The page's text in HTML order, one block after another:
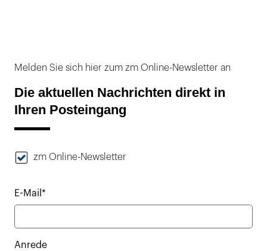
Melden Sie sich hier zum zm Online-Newsletter an
Die aktuellen Nachrichten direkt in
Ihren Posteingang
zm Online-Newsletter
E-Mail*
Anrede